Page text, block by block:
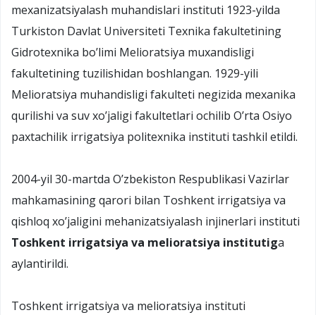
mexanizatsiyalash muhandislari instituti 1923-yilda
Turkiston Davlat Universiteti Texnika fakultetining
Gidrotexnika bo’limi Melioratsiya muxandisligi
fakultetining tuzilishidan boshlangan. 1929-yili
Melioratsiya muhandisligi fakulteti negizida mexanika
qurilishi va suv xo’jaligi fakultetlari ochilib O’rta Osiyo
paxtachilik irrigatsiya politexnika instituti tashkil etildi.
2004-yil 30-martda O’zbekiston Respublikasi Vazirlar
mahkamasining qarori bilan Toshkent irrigatsiya va
qishloq xo’jaligini mehanizatsiyalash injinerlari instituti
Toshkent irrigatsiya va melioratsiya institutiga
aylantirildi.
Toshkent irrigatsiya va melioratsiya instituti